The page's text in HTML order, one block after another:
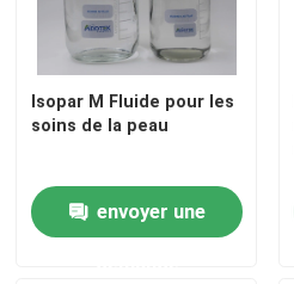
Fluide d'Isopar H
Fluide d'Isopar G
C13 16 Isoparaffin
Isopar M Fluide pour les
soins de la peau
envoyer une